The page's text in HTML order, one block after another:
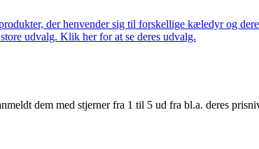
der henvender sig til forskellige kæledyr og
udvalg. Klik her for at se deres udvalg.
dem med stjerner fra 1 til 5 ud fra bl.a. deres